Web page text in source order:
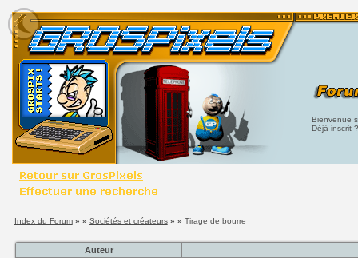
Bienvenue
Déjà inscrit
Index du Forum» » Sociétés et créateurs» » Tirage de bourre
Auteur